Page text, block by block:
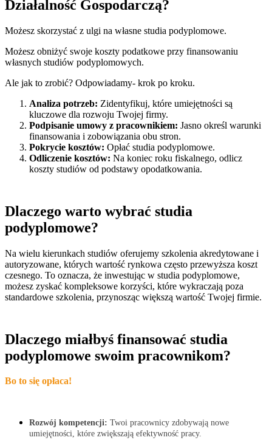
Działalność Gospodarczą?
Możesz skorzystać z ulgi na własne studia podyplomowe.
Możesz obniżyć swoje koszty podatkowe przy finansowaniu
własnych studiów podyplomowych.
Ale jak to zrobić? Odpowiadamy- krok po kroku.
Analiza potrzeb: Zidentyfikuj, które umiejętności są
kluczowe dla rozwoju Twojej firmy.
Podpisanie umowy z pracownikiem: Jasno określ warunki
finansowania i zobowiązania obu stron.
Pokrycie kosztów: Opłać studia podyplomowe.
Odliczenie kosztów: Na koniec roku fiskalnego, odlicz
koszty studiów od podstawy opodatkowania.
Dlaczego warto wybrać studia
podyplomowe?
Na wielu kierunkach studiów oferujemy szkolenia akredytowane i
autoryzowane, których wartość rynkowa często przewyższa koszt
czesnego. To oznacza, że inwestując w studia podyplomowe,
możesz zyskać kompleksowe korzyści, które wykraczają poza
standardowe szkolenia, przynosząc większą wartość Twojej firmie.
Dlaczego miałbyś finansować studia
podyplomowe swoim pracownikom?
Bo to się opłaca!
Rozwój kompetencji: Twoi pracownicy zdobywają nowe
umiejętności, które zwiększają efektywność pracy.